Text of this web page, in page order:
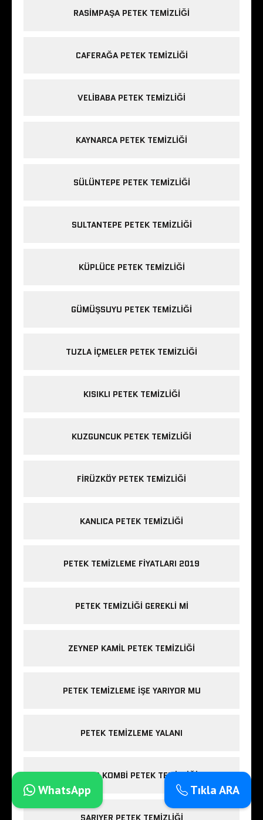
RASIMPAŞA PETEK TEMIZLIĞI
CAFERAĞA PETEK TEMIZLIĞI
VELIBABA PETEK TEMIZLIĞI
KAYNARCA PETEK TEMIZLIĞI
SÜLÜNTEPE PETEK TEMIZLIĞI
SULTANTEPE PETEK TEMIZLIĞI
KÜPLÜCE PETEK TEMIZLIĞI
GÜMÜŞSUYU PETEK TEMIZLIĞI
TUZLA IÇMELER PETEK TEMIZLIĞI
KISIKLI PETEK TEMIZLIĞI
KUZGUNCUK PETEK TEMIZLIĞI
FIRÜZKÖY PETEK TEMIZLIĞI
KANLICA PETEK TEMIZLIĞI
PETEK TEMIZLEME FIYATLARI 2019
PETEK TEMIZLIĞI GEREKLI MI
ZEYNEP KAMIL PETEK TEMIZLIĞI
PETEK TEMIZLEME IŞE YARIYOR MU
PETEK TEMIZLEME YALANI
ESENLER KOMBI PETEK TEMIZLIĞI
SARIYER PETEK TEMIZLIĞI
Tıkla ARA
WhatsApp